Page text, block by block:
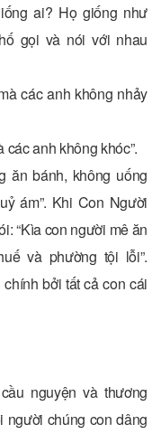
ai? Họ giống như
gọi và nói với nhau
các anh không nhảy
anh không khóc”.
ăn bánh, không uống
ám”. Khi Con Người
“Kìa con người mê ăn
và phường tội lỗi”.
bởi tất cả con cái
nguyện và thương
người chúng con dâng